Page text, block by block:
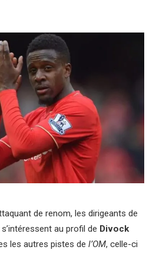
de renom, les dirigeants de
s’intéressent au profil de Divock
les autres pistes de l’OM, celle-ci